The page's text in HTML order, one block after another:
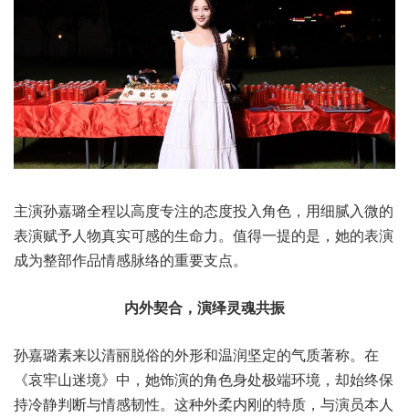
主演孙嘉璐全程以高度专注的态度投入角色，用细腻入微的
表演赋予人物真实可感的生命力。值得一提的是，她的表演
成为整部作品情感脉络的重要支点。
内外契合，演绎灵魂共振
孙嘉璐素来以清丽脱俗的外形和温润坚定的气质著称。在
《哀牢山迷境》中，她饰演的角色身处极端环境，却始终保
持冷静判断与情感韧性。这种外柔内刚的特质，与演员本人